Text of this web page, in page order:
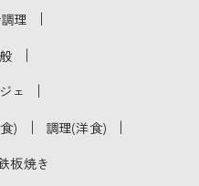
理 ｜
｜
ェ ｜
) ｜ 調理(洋食) ｜
板焼き